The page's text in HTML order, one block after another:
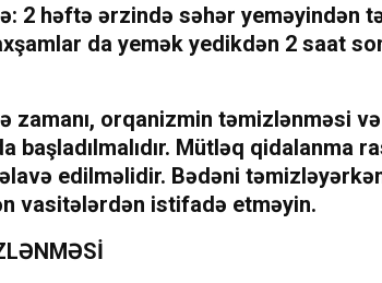
2 həftə ərzində səhər yeməyindən
da yemək yedikdən 2 saat
zamanı, orqanizmin təmizlənməsi
başladılmalıdır. Mütləq qidalanma
edilməlidir. Bədəni
vasitələrdən istifadə etməyin.